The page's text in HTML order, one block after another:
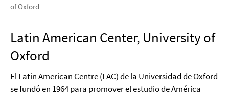
of Oxford
Latin American Center, University of
Oxford
El Latin American Centre (LAC) de la Universidad de Oxford
se fundó en 1964 para promover el estudio de América